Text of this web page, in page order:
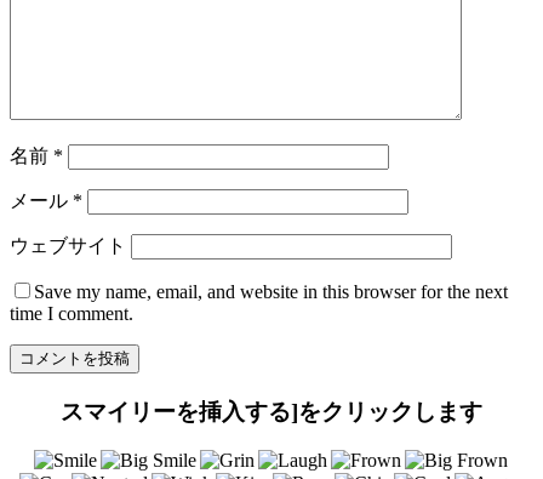
名前 *
メール *
ウェブサイト
Save my name, email, and website in this browser for the next
time I comment.
スマイリーを挿入する]をクリックします